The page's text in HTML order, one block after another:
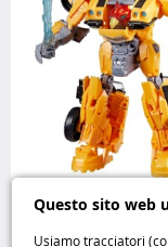
Questo sito web
Usiamo tracciatori
Transformers
the Beasts l’eroe
in azione Hasbro